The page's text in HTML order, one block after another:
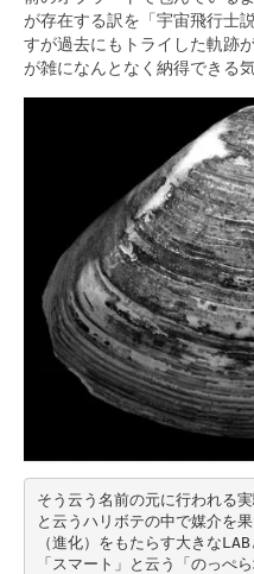
が存在する訳を「宇宙飛行士
すが過去にもトライした軌跡
が雑になんとなく納得できる
そう云う名前の元に行われる
と云うハリボテの中で媒介を
（進化）をもたらす大きな
「スマート」と云う「のっぺ